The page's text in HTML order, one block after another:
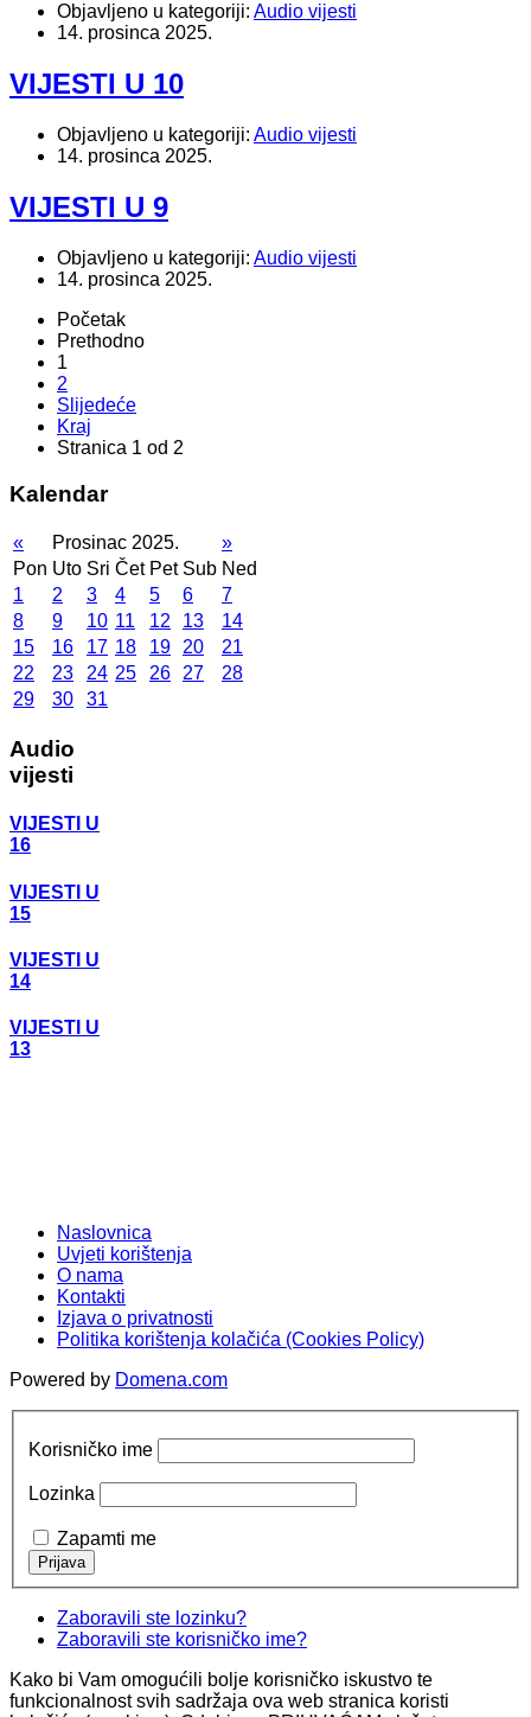
Objavljeno u kategoriji: Audio vijesti
14. prosinca 2025.
VIJESTI U 10
Objavljeno u kategoriji: Audio vijesti
14. prosinca 2025.
VIJESTI U 9
Objavljeno u kategoriji: Audio vijesti
14. prosinca 2025.
Početak
Prethodno
1
2
Slijedeće
Kraj
Stranica 1 od 2
Kalendar
« Prosinac 2025.
»
Pon Uto Sri Čet Pet Sub Ned
1
2 3 4 5 6
7
8
9 10 11 12 13
14
15
16 17 18 19 20
21
22
23 24 25 26 27
28
29
30 31
Audio
vijesti
VIJESTI U
16
VIJESTI U
15
VIJESTI U
14
VIJESTI U
13
Naslovnica
Uvjeti korištenja
O nama
Kontakti
Izjava o privatnosti
Politika korištenja kolačića (Cookies Policy)
Powered by Domena.com
Korisničko ime
Lozinka
Zapamti me
Zaboravili ste lozinku?
Zaboravili ste korisničko ime?
Kako bi Vam omogućili bolje korisničko iskustvo te
funkcionalnost svih sadržaja ova web stranica koristi